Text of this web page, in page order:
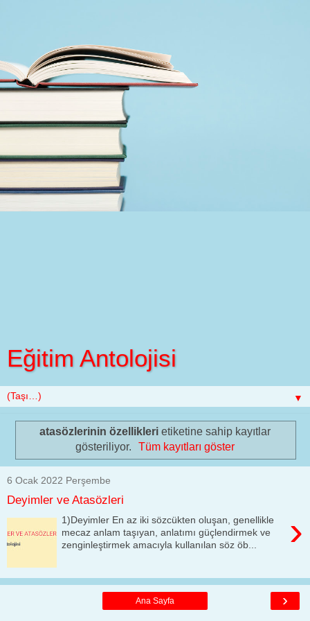
Eğitim Antolojisi
▼
atasözlerinin özellikleri etiketine sahip kayıtlar
gösteriliyor.
Tüm kayıtları göster
6 Ocak 2022 Perşembe
Deyimler ve Atasözleri
›
1)Deyimler En az iki sözcükten oluşan, genellikle
mecaz anlam taşıyan, anlatımı güçlendirmek ve
zenginleştirmek amacıyla kullanılan söz öb...
›
Ana Sayfa